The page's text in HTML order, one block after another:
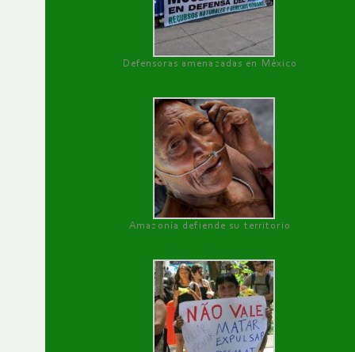
Defensoras amenazadas en México
Amazonía defiende su territorio